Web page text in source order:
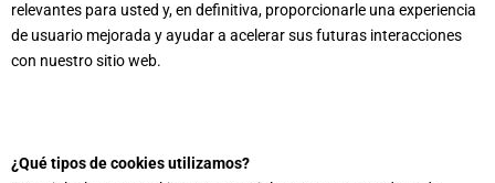
relevantes para usted y, en definitiva, proporcionarle una experiencia
de usuario mejorada y ayudar a acelerar sus futuras interacciones
con nuestro sitio web.
¿Qué tipos de cookies utilizamos?